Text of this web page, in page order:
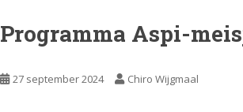
Programma Aspi-
27 september 2024 Chiro Wijgmaal